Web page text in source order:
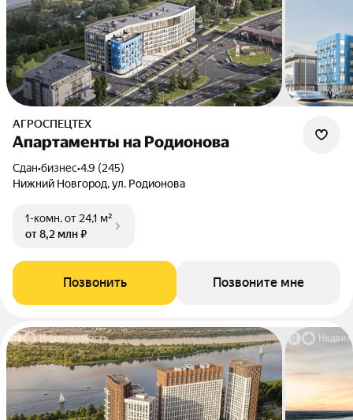
АГРОСПЕЦТЕХ
Апартаменты на Родионова
Сдан•бизнес•4.9 (245)
Нижний Новгород, ул. Родионова
1-комн.от 24,1 м²
от 8,2 млн ₽
Позвонить Позвоните мне